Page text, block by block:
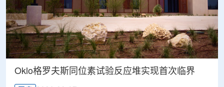
Oklo格罗夫斯同位素试验反应堆实现首次临界